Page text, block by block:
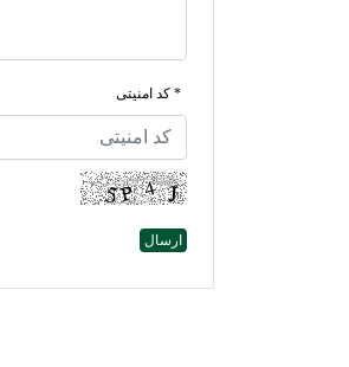
* کد امنیتی